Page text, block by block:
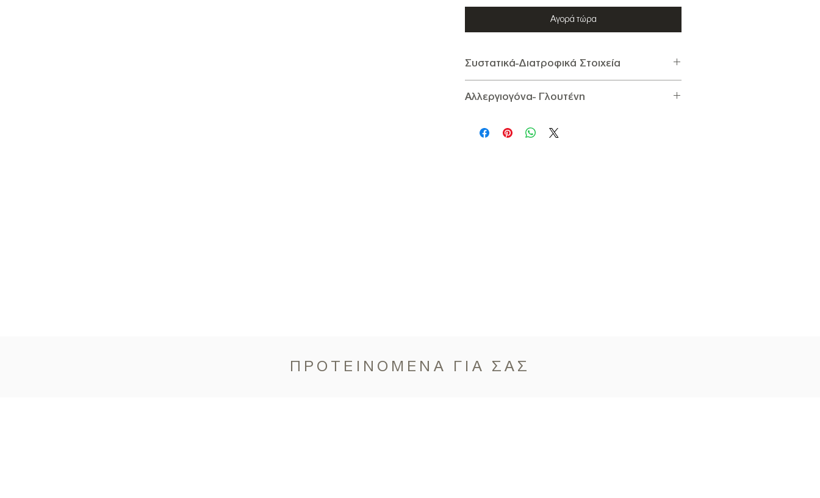
Αγορά τώρα
Συστατικά-Διατροφικά Στοιχεία
Διατροφικά Στοιχεία ανά 100g :
οποίων κορεσμένα 6,1g), Υδατάνθρακες 13,86g (εκ των
Αλλεργιογόνα- Γλουτένη
Γλουτένη: Δεν Περιέχει Γλουτένη
ΠΡΟΤΕΙΝΟΜΕΝΑ ΓΙΑ ΣΑΣ